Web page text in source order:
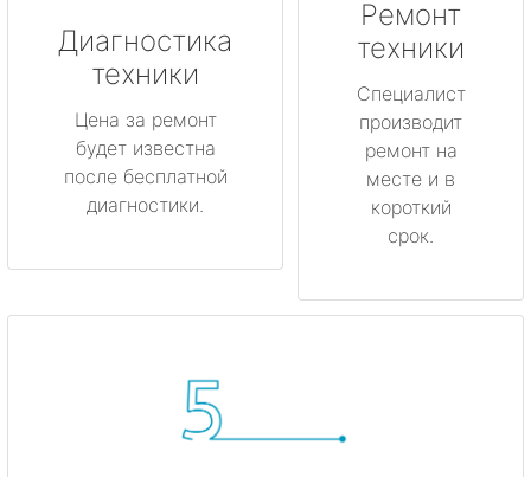
Диагностика
техники
Цена за ремонт
будет известна
после бесплатной
диагностики.
Ремонт
техники
Специалист
производит
ремонт на
месте и в
короткий
срок.